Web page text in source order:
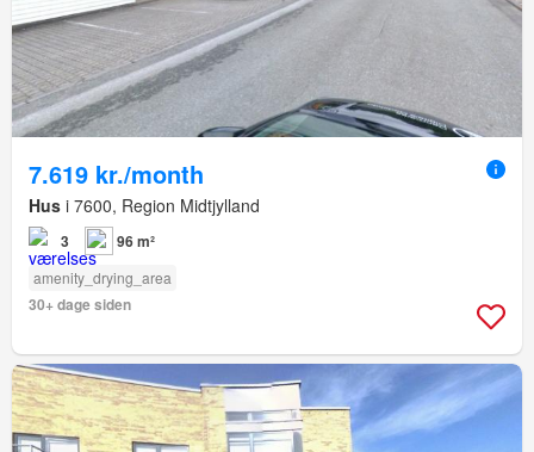
7.619 kr./month
Hus i 7600, Region Midtjylland
3 96 m²
amenity_drying_area
30+ dage siden